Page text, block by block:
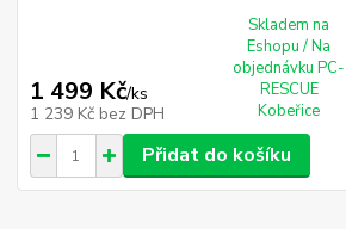
1 499 Kč/ks
1 239 Kč bez DPH
Skladem na
Eshopu / Na
objednávku PC-
RESCUE
Kobeřice
Přidat do košíku